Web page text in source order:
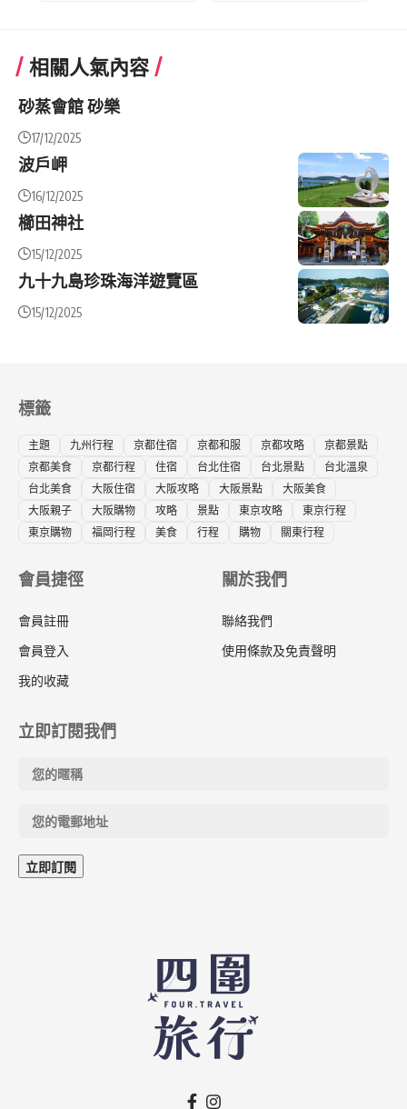
相關人氣內容
砂蒸會館 砂樂
17/12/2025
波戶岬
16/12/2025
櫛田神社
15/12/2025
九十九島珍珠海洋遊覽區
15/12/2025
標籤
主題 九州行程 京都住宿 京都和服 京都攻略
京都景點
京都美食
京都行程 住宿 台北住宿 台北景點
台北溫泉
台北美食
大阪住宿 大阪攻略 大阪景點
大阪美食
大阪親子
大阪購物 攻略 景點 東京攻略
東京行程
東京購物
福岡行程 美食 行程 購物 關東行程
會員捷徑
會員註冊
會員登入
我的收藏
關於我們
聯絡我們
使用條款及免責聲明
立即訂閱我們